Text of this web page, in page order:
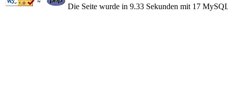
Die Seite wurde in 9.33 Sekunden mit 17